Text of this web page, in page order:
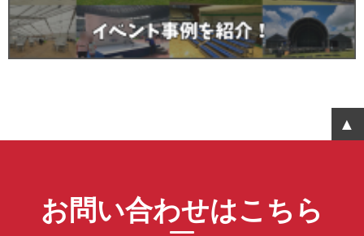
お問い合わせはこちら